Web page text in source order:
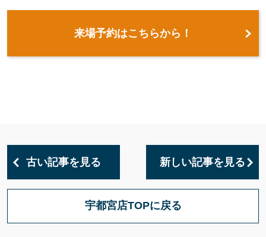
来場予約はこちらから！
古い記事を見る 新しい記事を見る
宇都宮店TOPに戻る